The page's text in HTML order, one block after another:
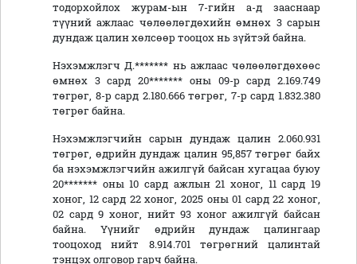
тодорхойлох журам-ын 7-гийн а-д зааснаар
түүний ажлаас чөлөөлөгдөхийн өмнөх 3 сарын
дундаж цалин хөлсөөр тооцох нь зүйтэй байна.
Нэхэмжлэгч Д.******* нь ажлаас чөлөөлөгдөхөөс
өмнөх 3 сард 20******* оны 09-р сард 2.169.749
төгрөг, 8-р сард 2.180.666 төгрөг, 7-р сард 1.832.380
төгрөг байна.
Нэхэмжлэгчийн сарын дундаж цалин 2.060.931
төгрөг, өдрийн дундаж цалин 95,857 төгрөг байх
ба нэхэмжлэгчийн ажилгүй байсан хугацаа буюу
20******* оны 10 сард ажлын 21 хоног, 11 сард 19
хоног, 12 сард 22 хоног, 2025 оны 01 сард 22 хоног,
02 сард 9 хоног, нийт 93 хоног ажилгүй байсан
байна. Үүнийг өдрийн дундаж цалингаар
тооцоход нийт 8.914.701 төгрөгний цалинтай
тэнцэх олговор гарч байна.